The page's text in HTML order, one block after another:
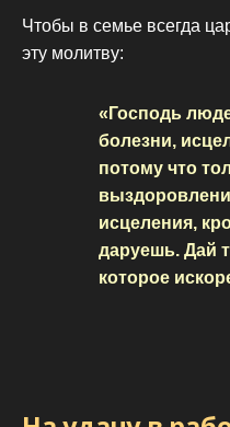
Чтобы в семье всегда
эту молитву:
«Господь
болезни,
потому что
исцеления,
даруешь. Дай
которое